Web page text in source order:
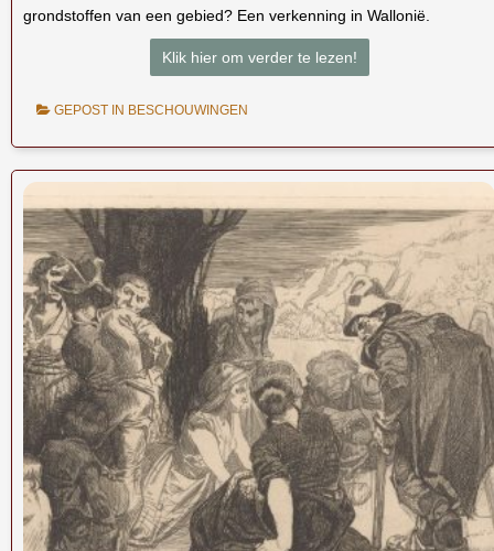
grondstoffen van een gebied? Een verkenning in Wallonië.
Klik hier om verder te lezen!
GEPOST IN BESCHOUWINGEN